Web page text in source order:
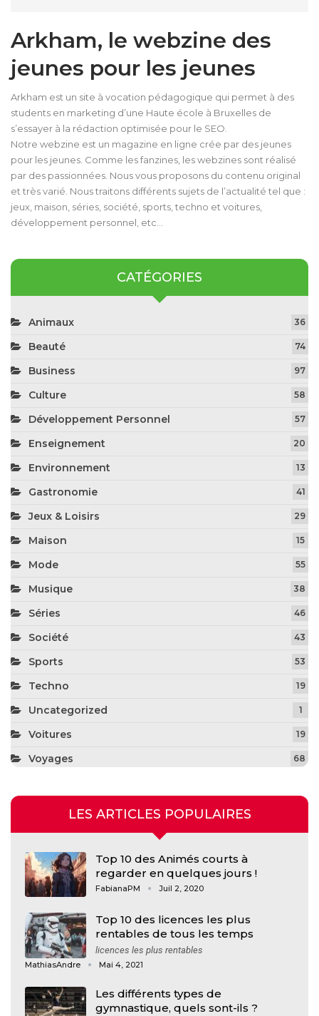
Arkham, le webzine des
jeunes pour les jeunes
Arkham est un site à vocation pédagogique qui permet à des
students en marketing d’une Haute école à Bruxelles de
s’essayer à la rédaction optimisée pour le SEO.
Notre webzine est un magazine en ligne crée par des jeunes
pour les jeunes. Comme les fanzines, les webzines sont réalisé
par des passionnées. Nous vous proposons du contenu original
et très varié. Nous traitons différents sujets de l’actualité tel que :
jeux, maison, séries, société, sports, techno et voitures,
développement personnel, etc…
CATÉGORIES
Animaux 36
Beauté 74
Business 97
Culture 58
Développement Personnel 57
Enseignement 20
Environnement 13
Gastronomie 41
Jeux & Loisirs 29
Maison 15
Mode 55
Musique 38
Séries 46
Société 43
Sports 53
Techno 19
Uncategorized 1
Voitures 19
Voyages 68
LES ARTICLES POPULAIRES
Top 10 des Animés courts à
regarder en quelques jours !
FabianaPM Juil 2, 2020
Top 10 des licences les plus
rentables de tous les temps
licences les plus rentables
MathiasAndre Mai 4, 2021
Les différents types de
gymnastique, quels sont-ils ?